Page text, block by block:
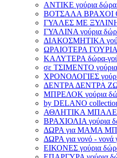
ΑΝΤΙΚΕ γούρια δώρα
ΒΟΤΣΑΛΑ ΒΡΑΧΟΙ
ΓΥΑΛΕΣ ΜΕ ΞΥΛΙΝΗ
ΓΥΑΛΙΝΑ γούρια δώρα
ΔΙΑΚΟΣΜΗΤΙΚΑ
ΩΡΑΙΟΤΕΡΑ ΓΟΥΡΙΑ
ΚΑΛΥΤΕΡΑ δώρα-
σε ΤΣΙΜΕΝΤΟ γούρια
ΧΡΟΝΟΛΟΓΙΕΣ γούρια
ΔΕΝΤΡΑ ΔΕΝΤΡΑ
ΜΠΡΕΛΟΚ γούρια δώρα
by DELANO
ΑΘΛΗΤΙΚΑ ΜΠΑΛΕΣ
ΒΡΑΧΙΟΛΙA γούρια
ΔΩΡΑ για ΜΑΜΑ
ΔΩΡΑ για νονό - νονά
ΕΙΚΟΝΕΣ γούρια δώρα